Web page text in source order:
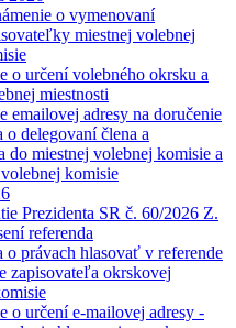
o vymenovaní
miestnej volebnej
o určení volebného okrsku a
miestnosti
emailovej adresy na doručenie
o delegovaní člena a
do miestnej volebnej komisie a
komisie
Prezidenta SR č. 60/2026 Z.
referenda
o právach hlasovať v referende
zapisovateľa okrskovej
o určení e-mailovej adresy -